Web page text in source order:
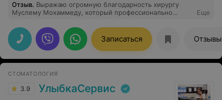
Отзыв. Выражаю огромную благодарность хирургу
Муслему Мохаммеду, который профессионально
отношением. Это профессионал с твердой рукой и
добрым сердцем. Отличное отношение при записи на
прием. Только вежливость и никакой грубости. Очень
доволен.
Еще
Записаться Отзывы
СТОМАТОЛОГИЯ
3.9 УлыбкаСервис